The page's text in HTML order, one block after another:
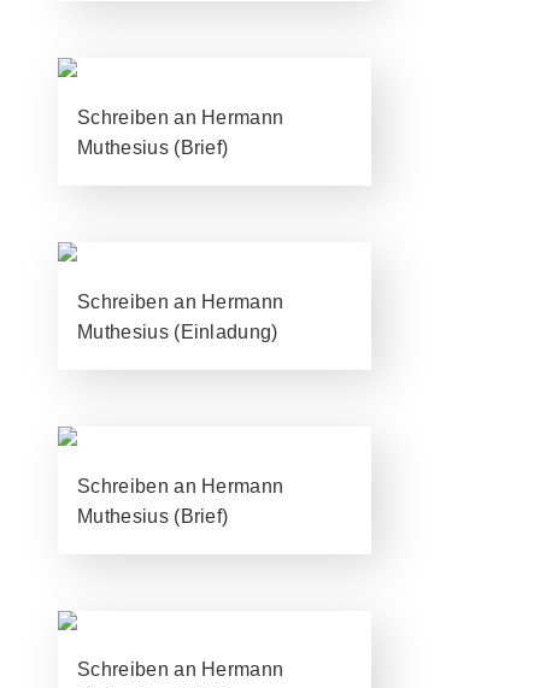
Schreiben an Hermann
Muthesius (Brief)
Schreiben an Hermann
Muthesius (Einladung)
Schreiben an Hermann
Muthesius (Brief)
Schreiben an Hermann